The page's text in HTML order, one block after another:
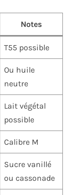
Notes
T55 possible
Ou huile
neutre
Lait végétal
possible
Calibre M
Sucre vanillé
ou cassonade